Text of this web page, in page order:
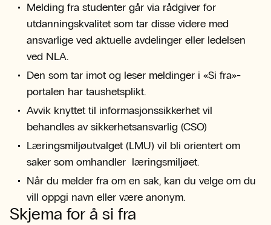
Melding fra studenter går via rådgiver for
utdanningskvalitet som tar disse videre med
ansvarlige ved aktuelle avdelinger eller ledelsen
ved NLA.
Den som tar imot og leser meldinger i «Si fra»-
portalen har taushetsplikt.
Avvik knyttet til informasjonssikkerhet vil
behandles av sikkerhetsansvarlig (CSO)
Læringsmiljøutvalget (LMU) vil bli orientert om
saker som omhandler læringsmiljøet.
Når du melder fra om en sak, kan du velge om du
vill oppgi navn eller være anonym.
Skjema for å si fra